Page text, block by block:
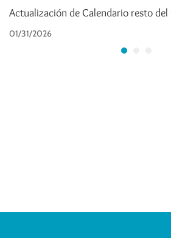
Actualización de Calendario resto
01/31/2026